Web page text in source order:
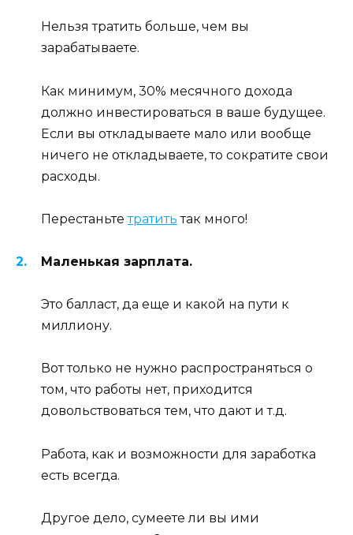
Нельзя тратить больше, чем вы
зарабатываете.
Как минимум, 30% месячного дохода
должно инвестироваться в ваше будущее.
Если вы откладываете мало или вообще
ничего не откладываете, то сократите свои
расходы.
Перестаньтетратить так много!
Маленькая зарплата.
Это балласт, да еще и какой на пути к
миллиону.
Вот только не нужно распространяться о
том, что работы нет, приходится
довольствоваться тем, что дают и т.д.
Работа, как и возможности для заработка
есть всегда.
Другое дело, сумеете ли вы ими